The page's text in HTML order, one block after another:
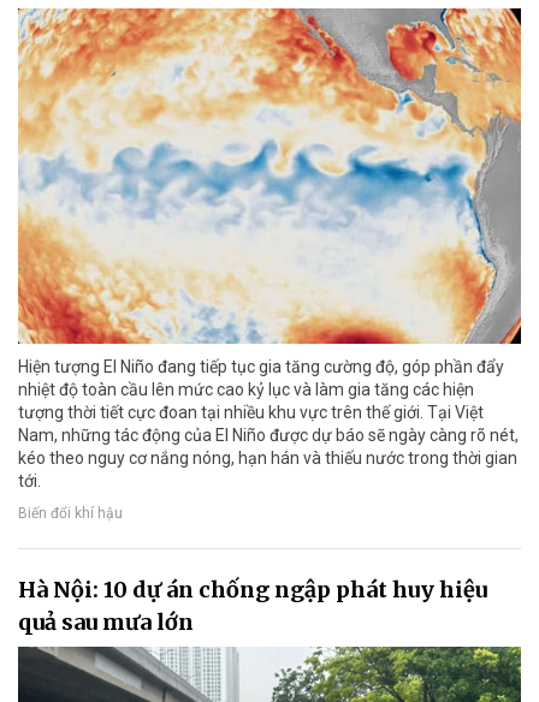
Hiện tượng El Niño đang tiếp tục gia tăng cường độ, góp phần đẩy
nhiệt độ toàn cầu lên mức cao kỷ lục và làm gia tăng các hiện
tượng thời tiết cực đoan tại nhiều khu vực trên thế giới. Tại Việt
Nam, những tác động của El Niño được dự báo sẽ ngày càng rõ nét,
kéo theo nguy cơ nắng nóng, hạn hán và thiếu nước trong thời gian
tới.
Biến đổi khí hậu
Hà Nội: 10 dự án chống ngập phát huy hiệu
quả sau mưa lớn